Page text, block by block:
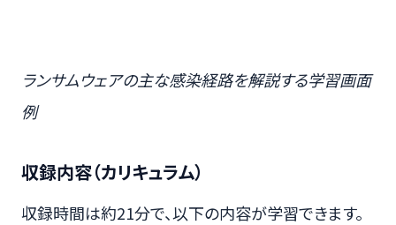
ランサムウェアの主な感染経路を解説する学習画面
例
収録内容（カリキュラム）
収録時間は約21分で、以下の内容が学習できます。